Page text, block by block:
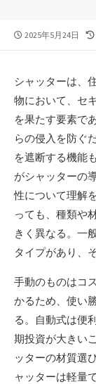
公
2025年5月24日
シャッターは、
物において、セ
を果たす要素であ
らの侵入を防ぐ
を遮断する機能
がシャッターの
性について理解
っても、種類や
きく異なる。一
タイプがあり、
手動のものはコ
かるため、使い
る。自動式は便
期投資が大きい
ッターの材質選
ャッターは軽量